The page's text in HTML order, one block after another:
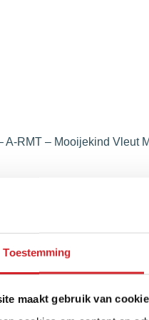
Toestemming
maakt gebruik van
Foto & Video